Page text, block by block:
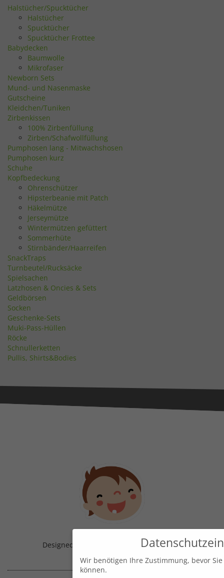
Halstücher/Spucktücher
Halstücher
Spucktücher
Spucktücher Frottee
Babydecken
Baumwolle
Mikrofaser
Newborn Sets
Mund- und Nasenmaske
Gutscheine
Kleidchen/Tuniken
Zirbenkissen
100% Zirbenfüllung
Zirben/Schafwollfüllung
Pumphosen lang - Mitwachshosen
Pumphosen kurz
Schuhe
Kopfbedeckung
Ohrenschützer
Hipsterbeanie mit Patch
Häkelmütze
Jerseymütze
Wintermützen gefüttert
Sommerhüte
Stirnbänder/Haarreifen
SnackTraps
Turnbeutel/Rucksäcke
Spielsachen
Latzhosen & Oncies & Sets
Geldbörsen
Socken
Geschenke-Sets
Muki-Pass-Hüllen
Röcke
Schnullerketten
Pullis, Shirts&Bodies
Designed & Handmade with in Austria!
Wir benötigen Ihre Zustimmung, bevor
können.